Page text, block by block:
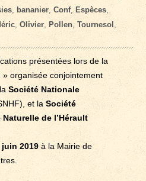
, bananier,Conf, Espèces,
,Olivier, Pollen,Tournesol ,
présentées lors de la
organisée conjointement
Société Nationale
et laSociété
de l’Hérault
juin 2019à la Mairie de